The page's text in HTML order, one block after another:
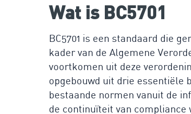
Wat is BC5701
BC5701 is een standaard die
kader van de Algemene
voortkomen uit deze
opgebouwd uit drie essentiële
bestaande normen vanuit de
de continuïteit van compliance